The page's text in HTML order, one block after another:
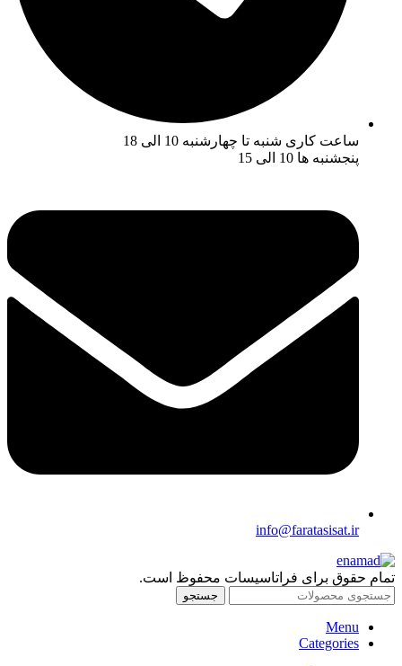
ساعت کاری شنبه تا چهارشنبه 10 الی 18
پنجشنبه ها 10 الی 15
info@faratasisat.ir
تمام حقوق برای فراتاسیسات محفوظ است.
جستجو
Menu
Categories